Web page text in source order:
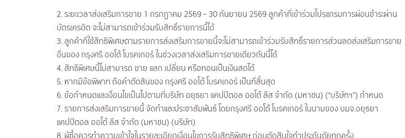
2. ระยะเวลาส่งเสริมการขาย 1 กรกฎาคม 2569 – 30 กันยายน 2569 ลูกค้าที่เข้าร่วมโปรแกรมการผ่อนชำระผ่าน
บัตรเครดิต จะไม่สามารถเข้าร่วมรับสิทธิ์รายการนี้ได้
3. ลูกค้าที่ใช้สิทธิพิเศษตามรายการส่งเสริมการขายนี้จะไม่สามารถเข้าร่วมรับสิทธิ์รายการส่วนลดส่งเสริมการขาย
อื่นของ กรุงศรี ออโต้ โบรคเกอร์ ในช่วงเวลาส่งเสริมการขายเดียวกันนี้ได้
4. สิทธิพิเศษนี้ไม่สามารถ ขาย แลก เปลี่ยน หรือทอนเป็นเงินสดได้
5. หากมีข้อพิพาท ถือคำตัดสินของ กรุงศรี ออโต้ โบรคเกอร์ เป็นที่สิ้นสุด
6. ข้อกำหนดและเงื่อนไขเป็นไปตามที่บริษัท อยุธยา แคปปิตอล ออโต้ ลีส จำกัด (มหาชน) (“บริษัทฯ”) กำหนด
7. รายการส่งเสริมการขายนี้ จัดทำและประชาสัมพันธ์ โดยกรุงศรี ออโต้ โบรคเกอร์ ในนามของ บมจ.อยุธยา
แคปปิตอล ออโต้ ลีส จำกัด (มหาชน) (บริษัท)